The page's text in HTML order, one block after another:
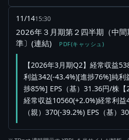
11/1415:30
2026年３月期第２四半期（中
準〕(連結)
PDF(キャッシュ)
【2026年3月期Q2】経常収益
利益342(-43.4%)[進捗76%]純利
捗85%] EPS（基）31.36円/株【
経常収益10560(+2.0%)経常利
（親）370(-39.2%) EPS（基）